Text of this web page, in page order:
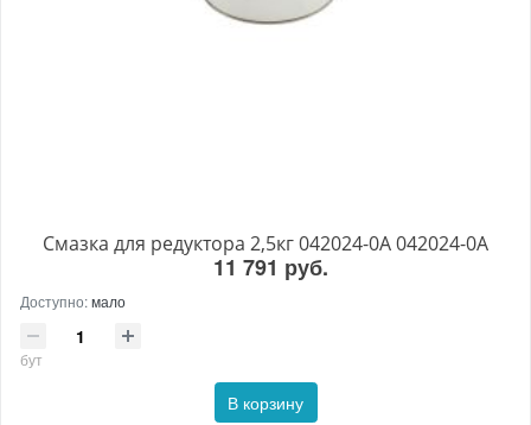
Смазка для редуктора 2,5кг 042024-0A 042024-0A
11 791 руб.
Доступно:мало
бут
В корзину